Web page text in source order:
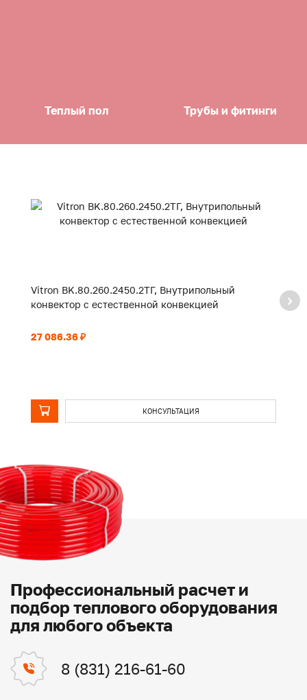
Теплый пол Трубы и фитинги
Vitron BK.80.260.2450.2ТГ, Внутрипольный
конвектор с естественной конвекцией
27 086.36 ₽
КОНСУЛЬТАЦИЯ
Профессиональный расчет и
подбор теплового оборудования
для любого объекта
8 (831) 216-61-60